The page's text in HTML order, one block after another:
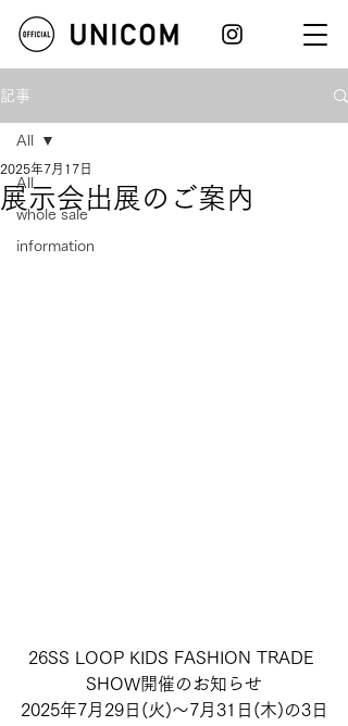
記事
All
whole sale
information
All
展示会出展のご案内
2025年7月17日
26SS LOOP KIDS FASHION TRADE
SHOW開催のお知らせ
2025年7月29日(火)～7月31日(木)の3日